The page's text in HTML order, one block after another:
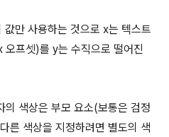
만 사용하는 것으로 x는 텍스트
프셋)를 y는 수직으로 떨어진
의 색상은 부모 요소(보통은 검정
른 색상을 지정하려면 별도의 색